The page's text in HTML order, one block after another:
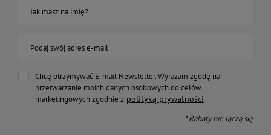
Jak masz na imię?
Podaj swój adres e-mail
Chcę otrzymywać E-mail Newsletter. Wyrażam zgodę na
przetwarzanie moich danych osobowych do celów
marketingowych zgodnie z polityką prywatności
* Rabaty nie łączą się